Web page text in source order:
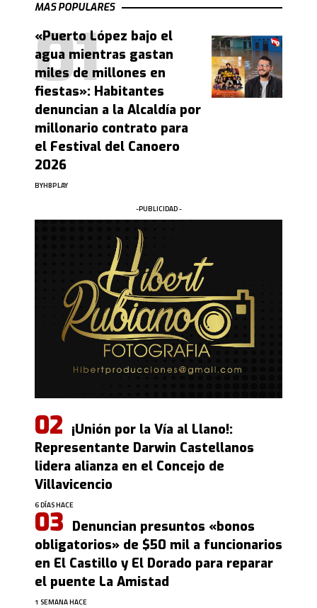
MAS POPULARES
«Puerto López bajo el
agua mientras gastan
miles de millones en
fiestas»: Habitantes
denuncian a la Alcaldía por
millonario contrato para
el Festival del Canoero
2026
BYHBPLAY
-PUBLICIDAD -
¡Unión por la Vía al Llano!:
Representante Darwin Castellanos
lidera alianza en el Concejo de
Villavicencio
6 DÍAS HACE
Denuncian presuntos «bonos
obligatorios» de $50 mil a funcionarios
en El Castillo y El Dorado para reparar
el puente La Amistad
1 SEMANA HACE